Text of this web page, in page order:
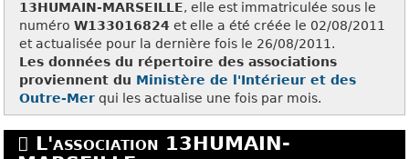
13HUMAIN-MARSEILLE, elle est immatriculée sous le
numéroW133016824 et elle a été créée le 02/08/2011
et actualisée pour la dernière fois le 26/08/2011.
Les données du répertoire des associations
proviennent du Ministère de l'Intérieur et des
Outre-Mer qui les actualise une fois par mois.
L'association 13HUMAIN-